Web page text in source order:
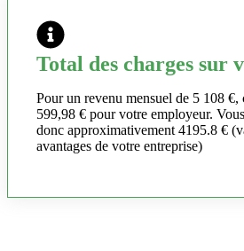
Total des charges sur
Pour un revenu mensuel de 5 108 €,
599,98 € pour votre employeur.
donc approximativement 4195.8 €
avantages de votre entreprise)